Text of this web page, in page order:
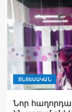
ՏՆՏԵՍԱԿԱՆ
Նոր